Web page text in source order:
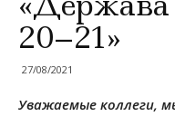
20–21»
27/08/2021
Уважаемые коллеги,